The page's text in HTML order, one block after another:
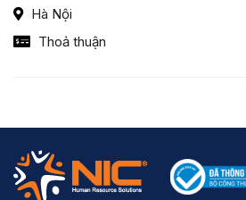
Hà Nội
Thoả thuận